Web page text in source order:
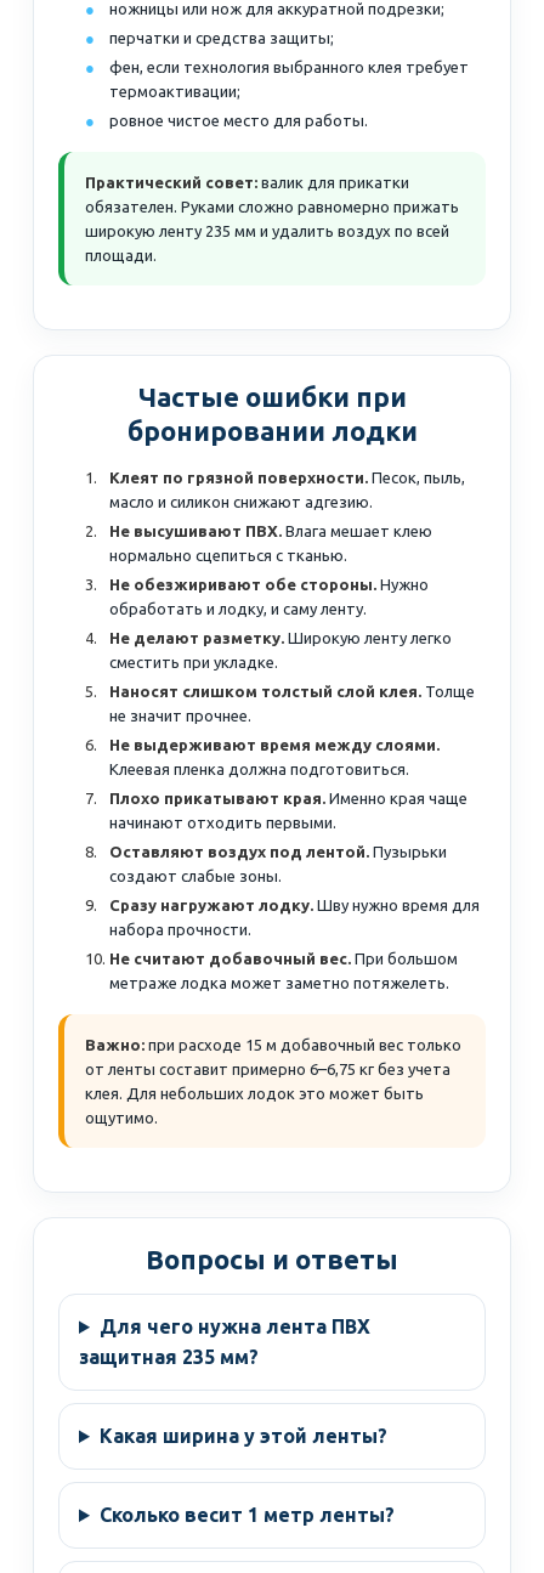
ножницы или нож для аккуратной подрезки;
перчатки и средства защиты;
фен, если технология выбранного клея требует
термоактивации;
ровное чистое место для работы.
Практический совет: валик для прикатки
обязателен. Руками сложно равномерно прижать
широкую ленту 235 мм и удалить воздух по всей
площади.
Частые ошибки при
бронировании лодки
Клеят по грязной поверхности. Песок, пыль,
масло и силикон снижают адгезию.
Не высушивают ПВХ. Влага мешает клею
нормально сцепиться с тканью.
Не обезжиривают обе стороны. Нужно
обработать и лодку, и саму ленту.
Не делают разметку. Широкую ленту легко
сместить при укладке.
Наносят слишком толстый слой клея. Толще
не значит прочнее.
Не выдерживают время между слоями.
Клеевая пленка должна подготовиться.
Плохо прикатывают края. Именно края чаще
начинают отходить первыми.
Оставляют воздух под лентой. Пузырьки
создают слабые зоны.
Сразу нагружают лодку. Шву нужно время для
набора прочности.
Не считают добавочный вес. При большом
метраже лодка может заметно потяжелеть.
Важно: при расходе 15 м добавочный вес только
от ленты составит примерно 6–6,75 кг без учета
клея. Для небольших лодок это может быть
ощутимо.
Вопросы и ответы
Для чего нужна лента ПВХ
защитная 235 мм?
Какая ширина у этой ленты?
Сколько весит 1 метр ленты?